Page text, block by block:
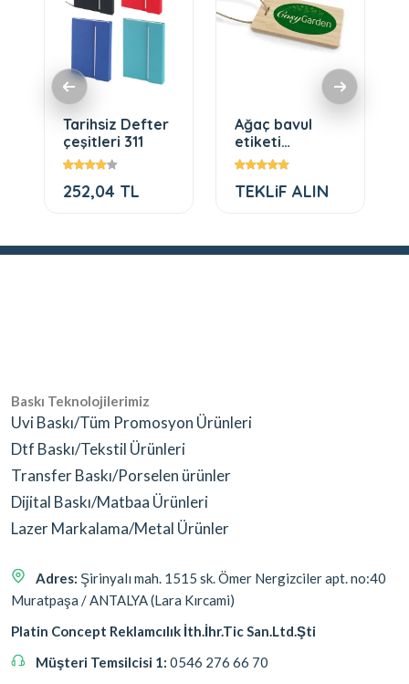
Tarihsiz Defter
çeşitleri 311
252,04 TL
Ağaç bavul
etiketi
modelleri
TEKLiF ALIN
Baskı Teknolojilerimiz
Uvi Baskı/Tüm Promosyon Ürünleri
Dtf Baskı/Tekstil Ürünleri
Transfer Baskı/Porselen ürünler
Dijital Baskı/Matbaa Ürünleri
Lazer Markalama/Metal Ürünler
Adres: Şirinyalı mah. 1515 sk. Ömer Nergizciler apt. no:40
Muratpaşa / ANTALYA (Lara Kırcami)
Platin Concept Reklamcılık İth.İhr.Tic San.Ltd.Şti
Müşteri Temsilcisi 1: 0546 276 66 70